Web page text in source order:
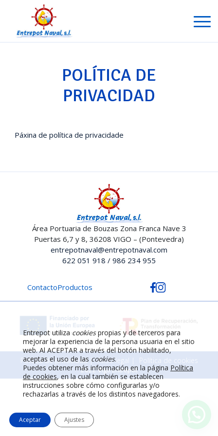
POLÍTICA DE
PRIVACIDAD
Páxina de política de privacidade
Área Portuaria de Bouzas Zona Franca Nave 3
Puertas 6,7 y 8, 36208 VIGO – (Pontevedra)
entrepotnaval@entrepotnaval.com
622 051 918 / 986 234 955
ContactoProductos
Política de privacidad Aviso legal Política de cookies
2022 Vigo Entrepot
Entrepot utiliza cookiespropias y de terceros para
mejorar la experiencia de la persona usuaria en el sitio
web. Al ACEPTAR a través del botón habilitado,
aceptas el uso de las cookies.
Puedes obtener más información en la página Política
de cookies, en la cual también se establecen
instrucciones sobre cómo configurarlas y/o
rechazarlas a través de los distintos navegadores.
Aceptar Ajustes